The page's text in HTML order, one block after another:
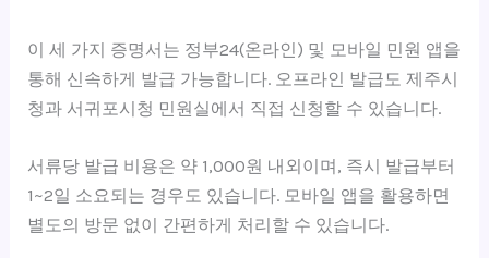
이 세 가지 증명서는 정부24(온라인) 및 모바일 민원 앱을
통해 신속하게 발급 가능합니다. 오프라인 발급도 제주시
청과 서귀포시청 민원실에서 직접 신청할 수 있습니다.
서류당 발급 비용은 약 1,000원 내외이며, 즉시 발급부터
1~2일 소요되는 경우도 있습니다. 모바일 앱을 활용하면
별도의 방문 없이 간편하게 처리할 수 있습니다.